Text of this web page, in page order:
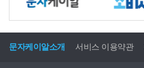
문자케이알소개 서비스 이용약관